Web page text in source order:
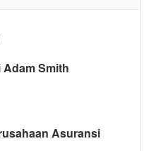
Smith
Asuransi